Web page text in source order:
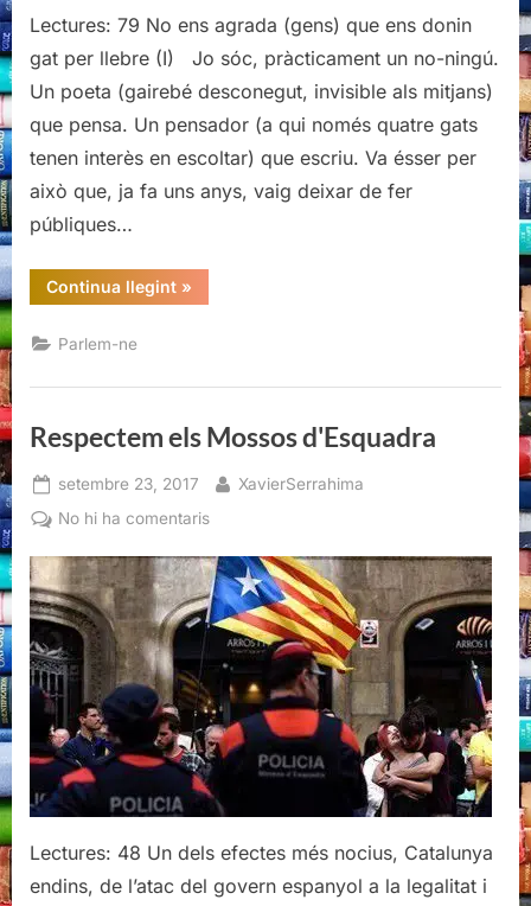
Lectures: 79 No ens agrada (gens) que ens donin
gat per llebre (I) Jo sóc, pràcticament un no-ningú.
Un poeta (gairebé desconegut, invisible als mitjans)
que pensa. Un pensador (a qui només quatre gats
tenen interès en escoltar) que escriu. Va ésser per
això que, ja fa uns anys, vaig deixar de fer
públiques…
Continua llegint“No
ens
donin
llebre
(I)”
»
Parlem-ne
Respectem els Mossos d'Esquadra
Posted
on
setembre 23, 2017 By
XavierSerrahima
No hi ha comentarisa
els
Mossos
d'Esquadra
Lectures: 48 Un dels efectes més nocius, Catalunya
endins, de l’atac del govern espanyol a la legalitat i